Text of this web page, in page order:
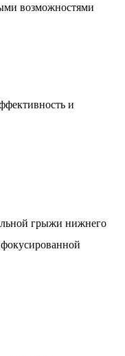
возможностями
и
грыжи нижнего